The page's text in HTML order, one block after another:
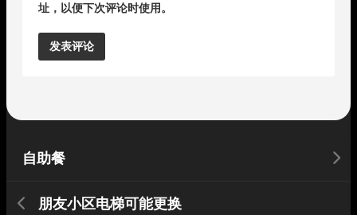
址，以便下次评论时使用。
自助餐
朋友小区电梯可能更换